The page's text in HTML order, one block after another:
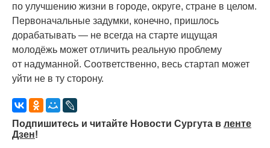
по улучшению жизни в городе, округе, стране в целом.
Первоначальные задумки, конечно, пришлось
дорабатывать — не всегда на старте ищущая
молодёжь может отличить реальную проблему
от надуманной. Соответственно, весь стартап может
уйти не в ту сторону.
Подпишитесь и читайте Новости Сургута в ленте
Дзен!